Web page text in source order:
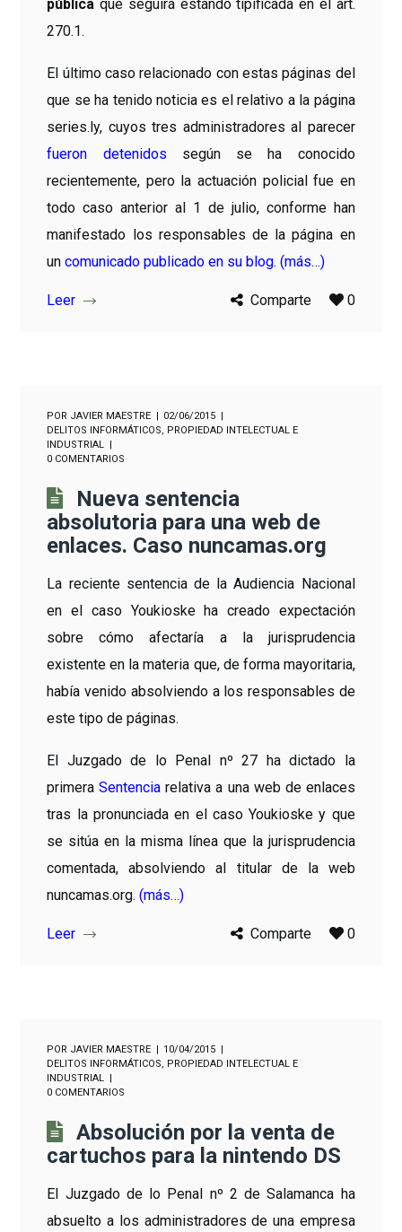
pública que seguirá estando tipificada en el art.
270.1.
El último caso relacionado con estas páginas del
que se ha tenido noticia es el relativo a la página
series.ly, cuyos tres administradores al parecer
fueron detenidos según se ha conocido
recientemente, pero la actuación policial fue en
todo caso anterior al 1 de julio, conforme han
manifestado los responsables de la página en
uncomunicado publicado en su blog.(más…)
Leer Comparte 0
POR JAVIER MAESTRE
02/06/2015
DELITOS INFORMÁTICOS, PROPIEDAD INTELECTUAL E
INDUSTRIAL
0 COMENTARIOS
Nueva sentencia
absolutoria para una web de
enlaces. Caso nuncamas.org
La reciente sentencia de la Audiencia Nacional
en el caso Youkioske ha creado expectación
sobre cómo afectaría a la jurisprudencia
existente en la materia que, de forma mayoritaria,
había venido absolviendo a los responsables de
este tipo de páginas.
El Juzgado de lo Penal nº 27 ha dictado la
primeraSentencia relativa a una web de enlaces
tras la pronunciada en el caso Youkioske y que
se sitúa en la misma línea que la jurisprudencia
comentada, absolviendo al titular de la web
nuncamas.org.(más…)
Leer Comparte 0
POR JAVIER MAESTRE
10/04/2015
DELITOS INFORMÁTICOS, PROPIEDAD INTELECTUAL E
INDUSTRIAL
0 COMENTARIOS
Absolución por la venta de
cartuchos para la nintendo DS
El Juzgado de lo Penal nº 2 de Salamanca ha
absuelto a los administradores de una empresa